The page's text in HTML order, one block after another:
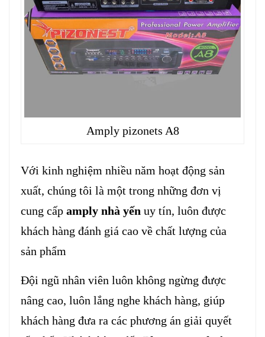
Amply pizonets A8
Với kinh nghiệm nhiều năm hoạt động sản
xuất, chúng tôi là một trong những đơn vị
cung cấp amply nhà yến uy tín, luôn được
khách hàng đánh giá cao về chất lượng của
sản phẩm
Đội ngũ nhân viên luôn không ngừng được
nâng cao, luôn lắng nghe khách hàng, giúp
khách hàng đưa ra các phương án giải quyết